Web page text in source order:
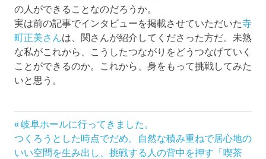
の人ができることなのだろうか。
実は前の記事でインタビューを掲載させていただいた寺
町正美さんは、関さんが紹介してくださった方だ。未熟
な私がこれから、こうしたつながりをどうつなげていく
ことができるのか。これから、身をもって挑戦してみた
いと思う。
投
稿
前
の
記
岐阜ホールに行ってきました。
次
の
つくろうとした時点でだめ。自然な積み重ねで居心地の
いい空間を生み出し、挑戦する人の背中を押す「喫茶